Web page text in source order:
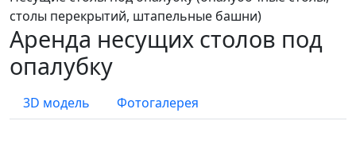
столы перекрытий, штапельные башни)
Аренда несущих столов под
опалубку
3D модель Фотогалерея